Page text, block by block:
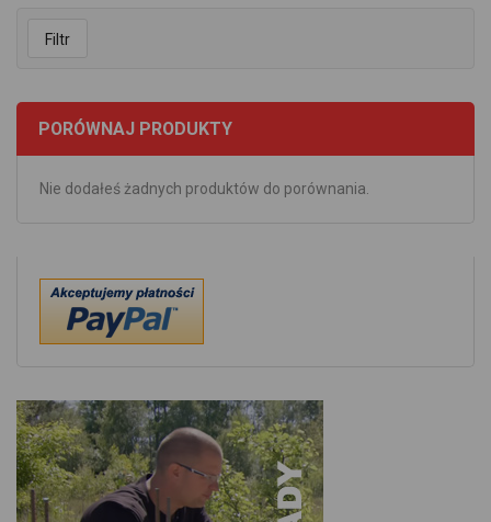
Filtr
PORÓWNAJ PRODUKTY
Nie dodałeś żadnych produktów do porównania.